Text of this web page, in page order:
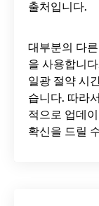
출처입니다.
대부분의 다
을 사용합니
일광 절약 시
습니다. 따라
적으로 업데
확신을 드릴